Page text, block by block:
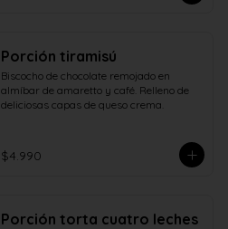
Porción tiramisú
Biscocho de chocolate remojado en
almíbar de amaretto y café. Relleno de
deliciosas capas de queso crema.
$4.990
Porción torta cuatro leches